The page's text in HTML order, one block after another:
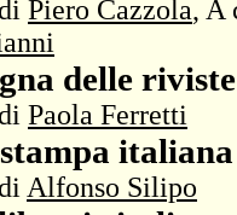
Piero Cazzola, A
delle
Paola Ferretti
italiana
Alfonso Silipo